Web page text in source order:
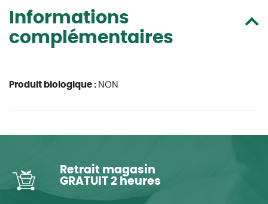
Informations
complémentaires
Produit biologique : NON
Retrait magasin
GRATUIT 2 heures